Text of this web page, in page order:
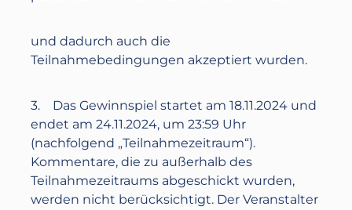
und dadurch auch die
Teilnahmebedingungen akzeptiert wurden.
3. Das Gewinnspiel startet am18.11.2024 und
endet am 24.11.2024, ‪um23:59 Uhr
(nachfolgend „Teilnahmezeitraum“).
Kommentare, die zu außerhalb des
Teilnahmezeitraums abgeschickt wurden,
werden nicht berücksichtigt. Der Veranstalter